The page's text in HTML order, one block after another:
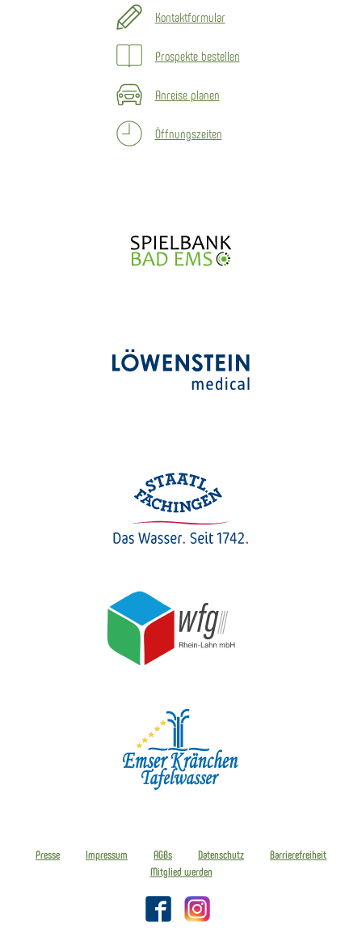
Kontaktformular
Prospekte bestellen
Anreise planen
Öffnungszeiten
Presse Impressum AGBs Datenschutz
Barrierefreiheit
Mitglied werden
FacebookInstagram